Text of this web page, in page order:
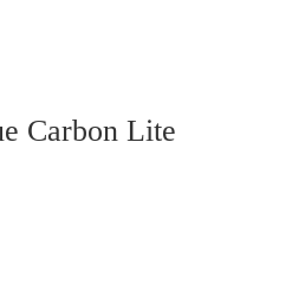
Carbon Lite